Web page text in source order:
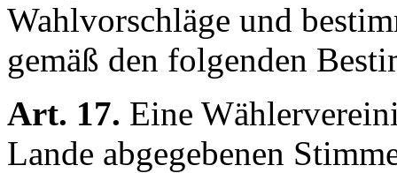
Wahlvorschläge und
gemäß den folgenden
Art. 17. Eine
Lande abgegebenen